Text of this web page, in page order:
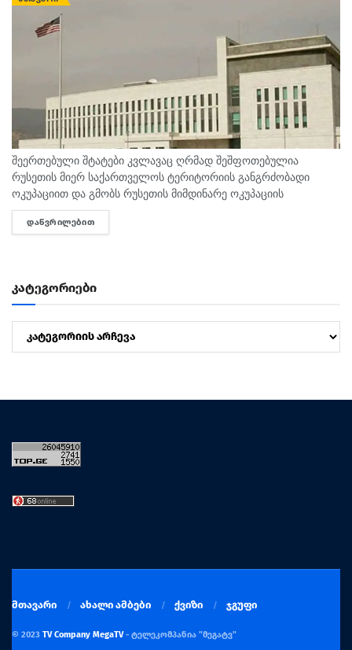
შეერთებული შტატები კვლავაც ღრმად შეშფოთებულია
რუსეთის მიერ საქართველოს ტერიტორიის განგრძობადი
ოკუპაციით და გმობს რუსეთის მიმდინარე ოკუპაციის
პირობებში მომხდარ მკვლელობებს, გატაცებებსა და სხვა
სახის ძალადობა, - ამ განცხადებით აშშ-ს საელჩო
ᲓᲐᲬᲕᲠᲘᲚᲔᲑᲘᲗ
კატეგორიები
კატეგორიები
მთავარი ახალი ამბები ქვიზი ჯგუფი
© 2023 TV Company MegaTV- ტელეკომპანია "მეგატვ"